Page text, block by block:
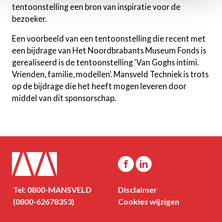
tentoonstelling een bron van inspiratie voor de
bezoeker.
Een voorbeeld van een tentoonstelling die recent met
een bijdrage van Het Noordbrabants Museum Fonds is
gerealiseerd is de tentoonstelling 'Van Goghs intimi.
Vrienden, familie, modellen'. Mansveld Techniek is trots
op de bijdrage die het heeft mogen leveren door
middel van dit sponsorschap.
Tel: 0800-MANSVELD
(0800-62678353)
Disclaimer
Cookies wijzigen